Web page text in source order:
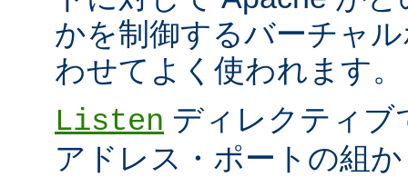
かを制御するバーチャ
わせてよく使われます。
Listen ディレクティブ
アドレス・ポートの組